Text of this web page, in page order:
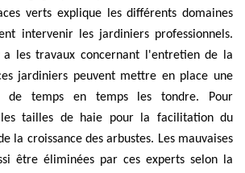
verts explique les différents domaines
intervenir les jardiniers professionnels.
les travaux concernant l'entretien de la
jardiniers peuvent mettre en place une
de temps en temps les tondre. Pour
tailles de haie pour la facilitation du
la croissance des arbustes. Les mauvaises
être éliminées par ces experts selon la